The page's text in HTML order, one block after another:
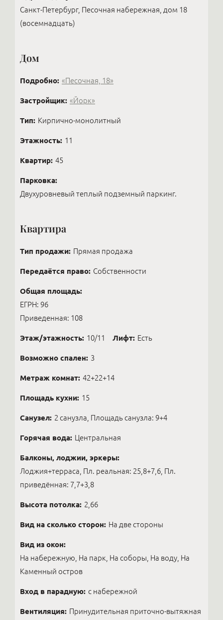
Санкт-Петербург, Песочная набережная, дом 18
(восемнадцать)
Дом
Подробно: «Песочная, 18»
Застройщик: «Йорк»
Тип: Кирпично-монолитный
Этажность: 11
Квартир: 45
Парковка:
Двухуровневый теплый подземный паркинг.
Квартира
Тип продажи: Прямая продажа
Передаётся право: Собственности
Общая площадь:
ЕГРН: 96
Приведенная: 108
Этаж/этажность: 10/11 Лифт: Есть
Возможно спален: 3
Метраж комнат: 42+22+14
Площадь кухни: 15
Санузел: 2 санузла, Площадь санузла: 9+4
Горячая вода: Центральная
Балконы, лоджии, эркеры:
Лоджия+терраса, Пл. реальная: 25,8+7,6, Пл.
приведённая: 7,7+3,8
Высота потолка: 2,66
Вид на сколько сторон: На две стороны
Вид из окон:
На набережную, На парк, На соборы, На воду, На
Каменный остров
Вход в парадную: с набережной
Вентиляция: Принудительная приточно-вытяжная